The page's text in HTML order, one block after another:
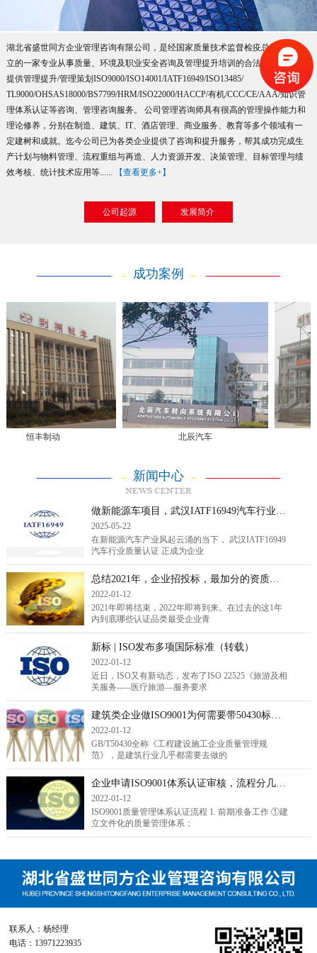
湖北省盛世同方企业管理咨询有限公司，是经国家质量技术监督检疫总局批准成
立的一家专业从事质量、环境及职业安全咨询及管理提升培训的合法机构。主要
提供管理提升/管理策划ISO9000/ISO14001/IATF16949/ISO13485/
TL9000/OHSAS18000/BS7799/HRM/ISO22000/HACCP/有机/CCC/CE/AAA/知识管
理体系认证等咨询、管理咨询服务。 公司管理咨询师具有很高的管理操作能力和
理论修养，分别在制造、建筑、IT、酒店管理、商业服务、教育等多个领域有一
定建树和成就。迄今公司已为各类企业提供了咨询和提升服务，帮其成功完成生
产计划与物料管理、流程重组与再造、人力资源开发、决策管理、目标管理与绩
效考核、统计技术应用等......
【查看更多+】
公司起源 发展简介
成功案例
恒丰制动 北辰汽车
新闻中心
做新能源车项目，武汉IATF16949汽车行业质量认证是标配还是敲门砖？
2025-05-22
在新能源汽车产业风起云涌的当下， 武汉IATF16949
汽车行业质量认证 正成为企业
总结2021年，企业招投标，最加分的资质证书排行！（转载）
2022-01-12
2021年即将结束，2022年即将到来。在过去的这1年
内到底哪些认证品类最受企业青
新标 | ISO发布多项国际标准（转载）
2022-01-12
近日，ISO又有新动态，发布了ISO 22525《旅游及相
关服务--—医疗旅游—服务要求
建筑类企业做ISO9001为何需要带50430标准？（转载）
2022-01-12
GB/T50430全称《工程建设施工企业质量管理规
范》，是建筑行业几乎都需要去做的
企业申请ISO9001体系认证审核，流程分几步走？（转载）
2022-01-12
ISO9001质量管理体系认证流程 1. 前期准备工作 ①建
立文件化的质量管理体系；
联系人：杨经理
电话：13971223935